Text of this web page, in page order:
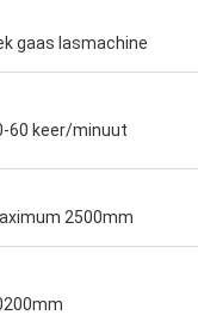
gaas lasmachine
60 keer/minuut
2500mm